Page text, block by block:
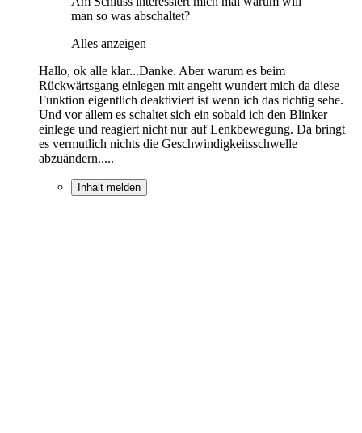
man so was abschaltet?
Alles anzeigen
Hallo, ok alle klar...Danke. Aber warum es beim
Rückwärtsgang einlegen mit angeht wundert mich da diese
Funktion eigentlich deaktiviert ist wenn ich das richtig sehe.
Und vor allem es schaltet sich ein sobald ich den Blinker
einlege und reagiert nicht nur auf Lenkbewegung. Da bringt
es vermutlich nichts die Geschwindigkeitsschwelle
abzuändern.....
Inhalt melden